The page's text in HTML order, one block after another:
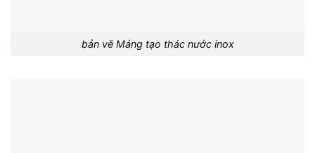
bản vẽ Máng tạo thác nước inox